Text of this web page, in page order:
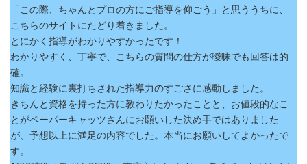
「この際、ちゃんとプロの方にご指導を仰ごう」と思ううちに、
こちらのサイトにたどり着きました。
とにかく指導がわかりやすかったです！
わかりやすく、丁寧で、こちらの質問の仕方が曖昧でも回答は的
確。
知識と経験に裏打ちされた指導力のすごさに感動しました。
きちんと資格を持った方に教わりたかったことと、お値段的なこ
とがペーパーキャッツさんにお願いした決め手ではありました
が、予想以上に満足の内容でした。本当にお願いしてよかったで
す。